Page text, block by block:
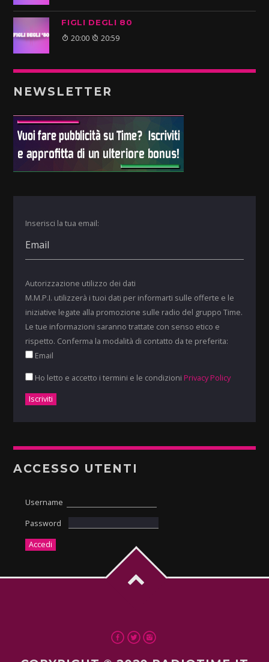
FIGLI DEGLI 80
20:00 20:59
NEWSLETTER
Inserisci la tua email:
Autorizzazione utilizzo dei dati
M.M.P.I. utilizzerà i tuoi dati per informarti sulle offerte e le
iniziative legate alla promozione sulle radio del gruppo Time.
Le tue informazioni saranno trattate con senso etico e
rispetto. Conferma la modalità di contatto da te preferita:
Email
Ho letto e accetto i termini e le condizioni Privacy Policy
ACCESSO UTENTI
Username
Password